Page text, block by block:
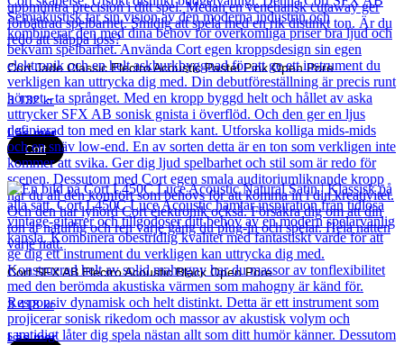
Cort Jade Classic Electro Acoustic Pastel Pink Open Pore
3 132kr
Läs mer
Cort
Cort SFX AB Electro Acoustic Black Open Pore
3 418kr
Läs mer